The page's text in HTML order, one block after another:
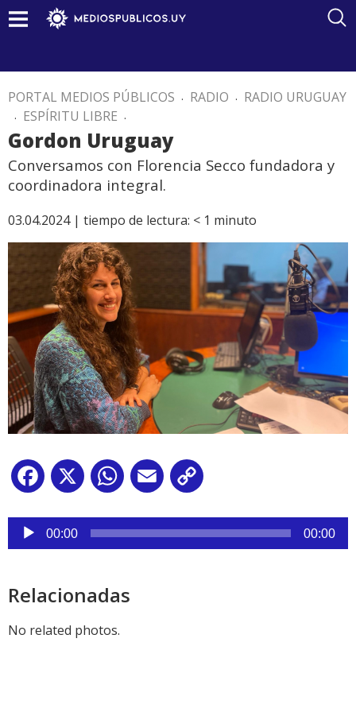
PORTAL MEDIOS PÚBLICOS . RADIO . RADIO URUGUAY
. ESPÍRITU LIBRE .
Gordon Uruguay
Conversamos con Florencia Secco fundadora y
coordinadora integral.
03.04.2024 | tiempo de lectura: < 1 minuto
Facebook
X WhatsApp
Email
Reproductor
audio
00:00 00:00
Relacionadas
No related photos.